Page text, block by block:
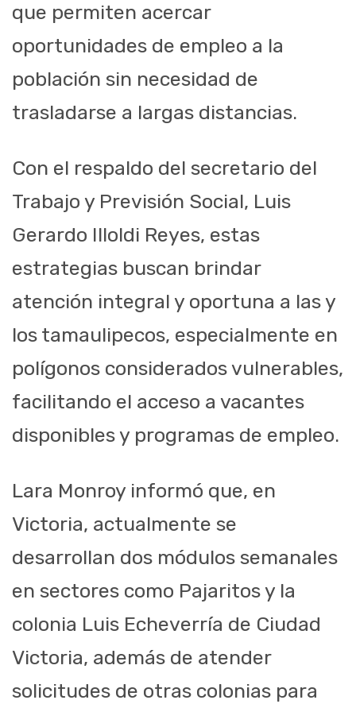
que permiten acercar
oportunidades de empleo a la
población sin necesidad de
trasladarse a largas distancias.
Con el respaldo del secretario del
Trabajo y Previsión Social, Luis
Gerardo Illoldi Reyes, estas
estrategias buscan brindar
atención integral y oportuna a las y
los tamaulipecos, especialmente en
polígonos considerados vulnerables,
facilitando el acceso a vacantes
disponibles y programas de empleo.
Lara Monroy informó que, en
Victoria, actualmente se
desarrollan dos módulos semanales
en sectores como Pajaritos y la
colonia Luis Echeverría de Ciudad
Victoria, además de atender
solicitudes de otras colonias para